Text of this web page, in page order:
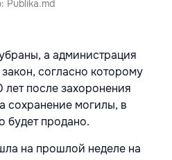
Publika.md
а администрация
согласно которому
лет после захоронения
сохранение могилы, в
будет продано.
на прошлой неделе на